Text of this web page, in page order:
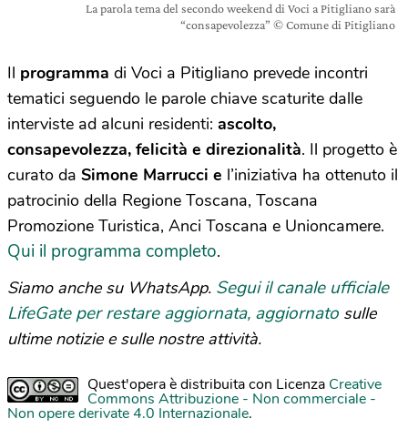
La parola tema del secondo weekend di Voci a Pitigliano sarà
“consapevolezza” © Comune di Pitigliano
Il programma di Voci a Pitigliano prevede incontri
tematici seguendo le parole chiave scaturite dalle
interviste ad alcuni residenti: ascolto,
consapevolezza, felicità e direzionalità. Il progetto è
curato da Simone Marrucci e l’iniziativa ha ottenuto il
patrocinio della Regione Toscana, Toscana
Promozione Turistica, Anci Toscana e Unioncamere.
Qui il programma completo.
Siamo anche su WhatsApp. Segui il canale ufficiale
LifeGate per restare aggiornata, aggiornato sulle
ultime notizie e sulle nostre attività.
Quest'opera è distribuita con Licenza Creative
Commons Attribuzione - Non commerciale -
Non opere derivate 4.0 Internazionale.